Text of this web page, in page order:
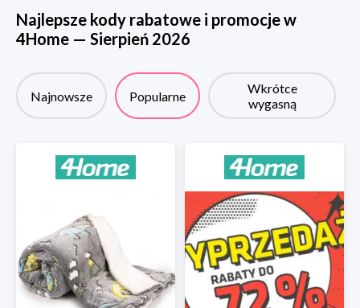
Najlepsze kody rabatowe i promocje w
4Home — Sierpień 2026
Najnowsze Popularne
Wkrótce
wygasną